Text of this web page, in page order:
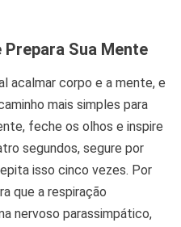
Prepara Sua Mente
acalmar corpo e a mente, e
mais simples para
feche os olhos e inspire
segundos, segure por
isso cinco vezes. Por
que a respiração
nervoso parassimpático,